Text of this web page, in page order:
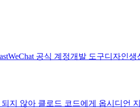
WeChat 공식 계정개발 도구디자인생
않아 클로드 코드에게 옵시디언